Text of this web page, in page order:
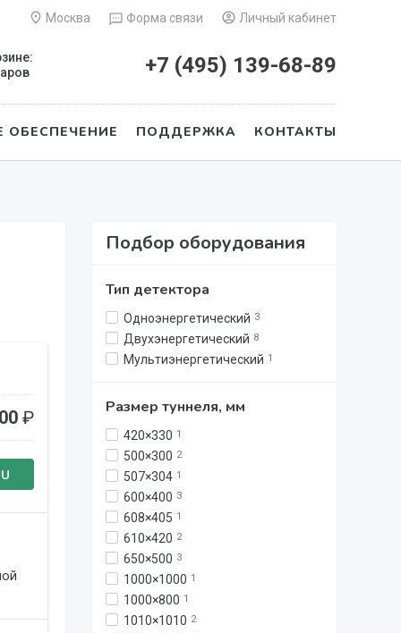
Москва Форма связи Личный кабинет
+7 (495) 139-68-89
ОБЕСПЕЧЕНИЕ ПОДДЕРЖКА КОНТАКТЫ
₽
Подбор оборудования
Тип детектора
Одноэнергетический 3
Двухэнергетический 8
Мультиэнергетический 1
Размер туннеля, мм
420×330 1
500×300 2
507×304 1
600×400 3
608×405 1
610×420 2
650×500 3
1000×1000 1
1000×800 1
1010×1010 2